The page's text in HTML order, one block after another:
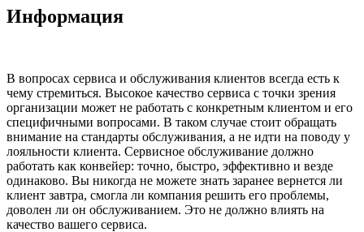
Информация
В вопросах сервиса и обслуживания клиентов всегда есть к
чему стремиться. Высокое качество сервиса с точки зрения
организации может не работать с конкретным клиентом и его
специфичными вопросами. В таком случае стоит обращать
внимание на стандарты обслуживания, а не идти на поводу у
лояльности клиента. Сервисное обслуживание должно
работать как конвейер: точно, быстро, эффективно и везде
одинаково. Вы никогда не можете знать заранее вернется ли
клиент завтра, смогла ли компания решить его проблемы,
доволен ли он обслуживанием. Это не должно влиять на
качество вашего сервиса.